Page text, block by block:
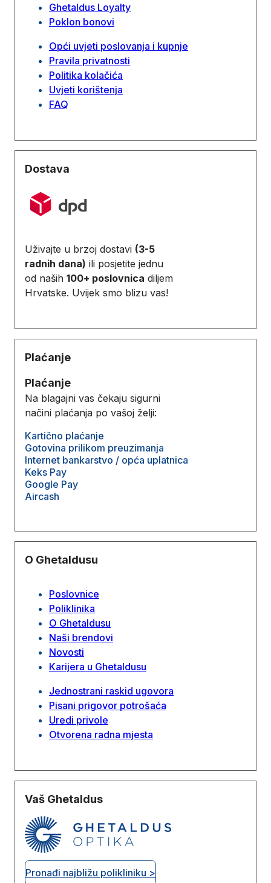
Ghetaldus Loyalty
Poklon bonovi
Opći uvjeti poslovanja i kupnje
Pravila privatnosti
Politika kolačića
Uvjeti korištenja
FAQ
Dostava
Uživajte u brzoj dostavi (3-5
radnih dana) ili posjetite jednu
od naših 100+ poslovnica diljem
Hrvatske. Uvijek smo blizu vas!
Plaćanje
Plaćanje
Na blagajni vas čekaju sigurni
načini plaćanja po vašoj želji:
Kartično plaćanje
Gotovina prilikom preuzimanja
Internet bankarstvo / opća uplatnica
Keks Pay
Google Pay
Aircash
O Ghetaldusu
Poslovnice
Poliklinika
O Ghetaldusu
Naši brendovi
Novosti
Karijera u Ghetaldusu
Jednostrani raskid ugovora
Pisani prigovor potrošaća
Uredi privole
Otvorena radna mjesta
Vaš Ghetaldus
Pronađi najbližu polikliniku >